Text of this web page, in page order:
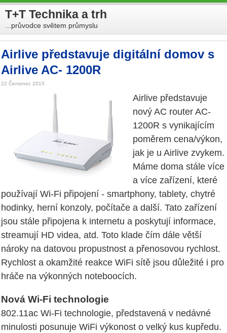
T+T Technika a trh
...průvodce světem průmyslu
Airlive představuje digitální domov s
Airlive AC- 1200R
22 Červenec 2015
Airlive představuje
nový AC router AC-
1200R s vynikajícím
poměrem cena/výkon,
jak je u Airlive zvykem.
Máme doma stále více
a více zařízení, které
používají Wi-Fi připojení - smartphony, tablety, chytré
hodinky, herní konzoly, počítače a další. Tato zařízení
jsou stále připojena k internetu a poskytují informace,
streamují HD videa, atd. Toto klade čím dále větší
nároky na datovou propustnost a přenosovou rychlost.
Rychlost a okamžité reakce WiFi sítě jsou důležité i pro
hráče na výkonných noteboocích.
Nová Wi-Fi technologie
802.11ac Wi-Fi technologie, představená v nedávné
minulosti posunuje WiFi výkonost o velký kus kupředu.